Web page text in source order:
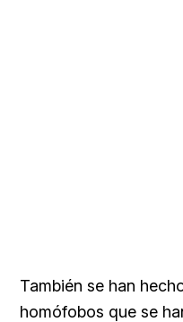
También se han
homófobos que se